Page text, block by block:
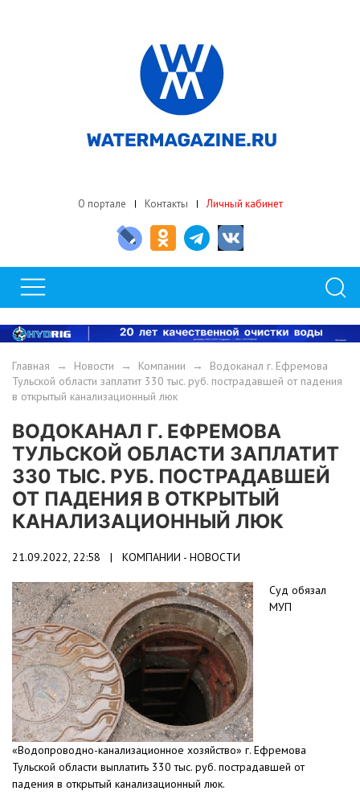
О портале Контакты Личный кабинет
Главная → Новости → Компании → Водоканал г. Ефремова
Тульской области заплатит 330 тыс. руб. пострадавшей от падения
в открытый канализационный люк
ВОДОКАНАЛ Г. ЕФРЕМОВА
ТУЛЬСКОЙ ОБЛАСТИ ЗАПЛАТИТ
330 ТЫС. РУБ. ПОСТРАДАВШЕЙ
ОТ ПАДЕНИЯ В ОТКРЫТЫЙ
КАНАЛИЗАЦИОННЫЙ ЛЮК
21.09.2022, 22:58 | КОМПАНИИ - НОВОСТИ
Суд обязал
МУП
«Водопроводно-канализационное хозяйство» г. Ефремова
Тульской области выплатить 330 тыс. руб. пострадавшей от
падения в открытый канализационный люк.